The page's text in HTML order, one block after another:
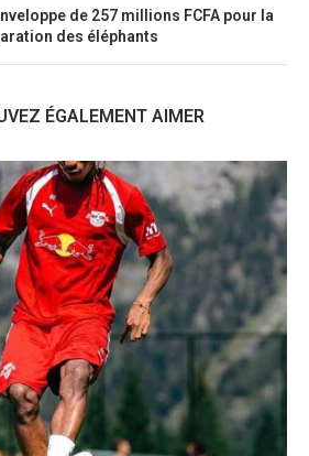
de 257 millions FCFA pour la
des éléphants
ÉGALEMENT AIMER